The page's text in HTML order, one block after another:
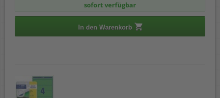
sofort verfügbar
In den Warenkorb